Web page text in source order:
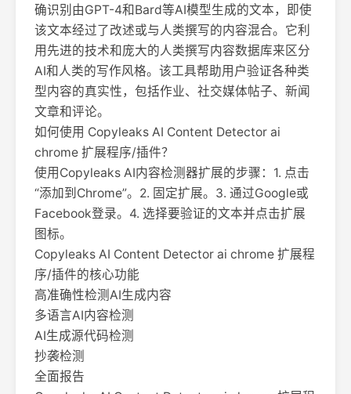
确识别由GPT-4和Bard等AI模型生成的文本，即使
该文本经过了改述或与人类撰写的内容混合。它利
用先进的技术和庞大的人类撰写内容数据库来区分
AI和人类的写作风格。该工具帮助用户验证各种类
型内容的真实性，包括作业、社交媒体帖子、新闻
文章和评论。
如何使用 Copyleaks AI Content Detector ai
chrome 扩展程序/插件？
使用Copyleaks AI内容检测器扩展的步骤：1. 点击
“添加到Chrome”。2. 固定扩展。3. 通过Google或
Facebook登录。4. 选择要验证的文本并点击扩展
图标。
Copyleaks AI Content Detector ai chrome 扩展程
序/插件的核心功能
高准确性检测AI生成内容
多语言AI内容检测
AI生成源代码检测
抄袭检测
全面报告